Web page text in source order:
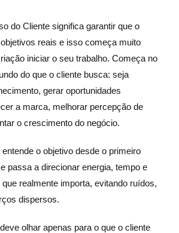
do Cliente significa garantir que o
reais e isso começa muito
iniciar o seu trabalho. Começa no
do que o cliente busca: seja
gerar oportunidades
a marca, melhorar percepção de
o crescimento do negócio.
o objetivo desde o primeiro
passa a direcionar energia, tempo e
realmente importa, evitando ruídos,
dispersos.
olhar apenas para o que o cliente